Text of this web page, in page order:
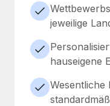
jeweilige
hauseigene
Wesentliche